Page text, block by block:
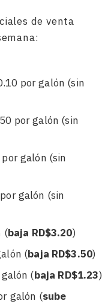
de venta
por galón (sin
por galón (sin
galón (sin
galón (sin
(baja RD$3.20)
(baja RD$3.50)
(baja RD$1.23)
galón (sube